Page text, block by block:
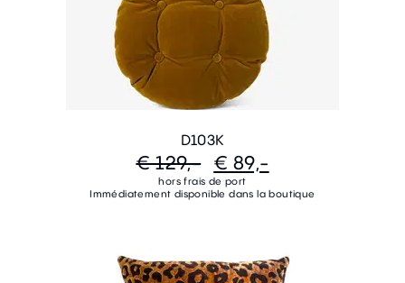
D103K
€ 129,- € 89,-
hors frais de port
Immédiatement disponible dans la boutique